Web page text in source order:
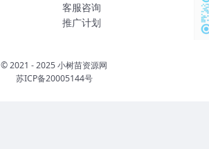
客服咨询
推广计划
© 2021 - 2025 小树苗资源网
苏ICP备20005144号